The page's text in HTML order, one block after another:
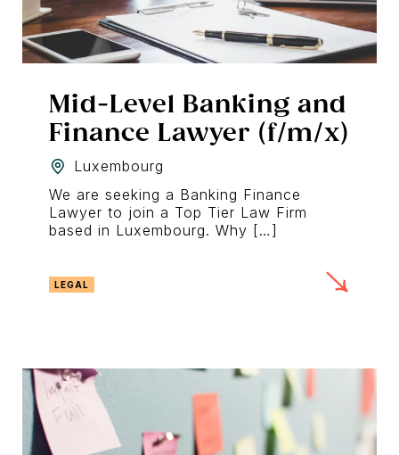
Mid-Level Banking and
Finance Lawyer (f/m/x)
Luxembourg
We are seeking a Banking Finance
Lawyer to join a Top Tier Law Firm
based in Luxembourg. Why […]
LEGAL